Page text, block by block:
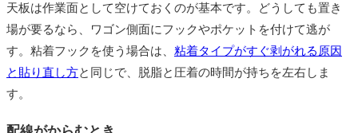
天板は作業面として空けておくのが基本です。どうしても置き
場が要るなら、ワゴン側面にフックやポケットを付けて逃が
す。粘着フックを使う場合は、 粘着タイプがすぐ剥がれる原因
と貼り直し方と同じで、脱脂と圧着の時間が持ちを左右しま
す。